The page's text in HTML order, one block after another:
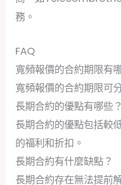
務。
FAQ
寬頻報價的合約期限有
寬頻報價的合約期限可
長期合約的優點有哪些？
長期合約的優點包括較
的福利和折扣。
長期合約有什麼缺點？
長期合約存在無法提前